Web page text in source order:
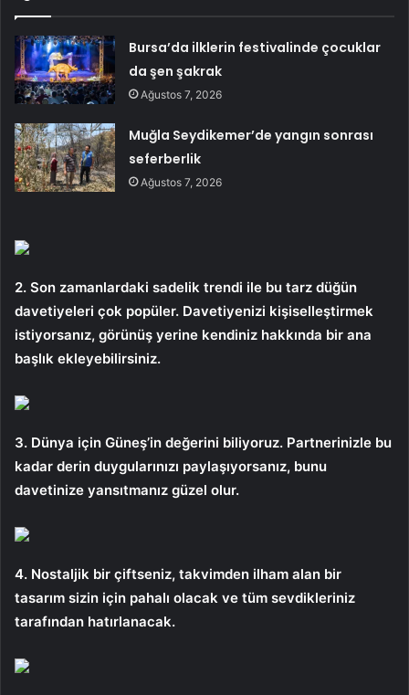
Bursa’da ilklerin festivalinde çocuklar
da şen şakrak
Ağustos 7, 2026
Muğla Seydikemer’de yangın sonrası
seferberlik
Ağustos 7, 2026
2. Son zamanlardaki sadelik trendi ile bu tarz düğün
davetiyeleri çok popüler. Davetiyenizi kişiselleştirmek
istiyorsanız, görünüş yerine kendiniz hakkında bir ana
başlık ekleyebilirsiniz.
3. Dünya için Güneş’in değerini biliyoruz. Partnerinizle bu
kadar derin duygularınızı paylaşıyorsanız, bunu
davetinize yansıtmanız güzel olur.
4. Nostaljik bir çiftseniz, takvimden ilham alan bir
tasarım sizin için pahalı olacak ve tüm sevdikleriniz
tarafından hatırlanacak.